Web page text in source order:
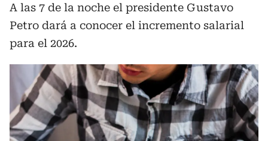
A las 7 de la noche el presidente Gustavo
Petro dará a conocer el incremento salarial
para el 2026.